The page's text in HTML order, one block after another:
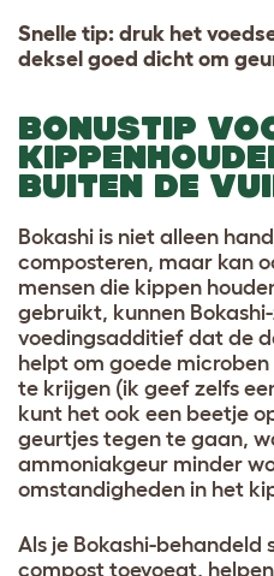
Snelle tip: druk het
deksel goed dicht om
BONUSTIP
BUITEN DE
Bokashi is niet alleen
composteren, maar kan
mensen die kippen
gebruikt, kunnen
voedingsadditief dat de
helpt om goede
te krijgen (ik geef zelfs
kunt het ook een beetje
geurtjes tegen te gaan,
ammoniakgeur minder
omstandigheden in het
Als je Bokashi-behandeld
compost toevoegt,